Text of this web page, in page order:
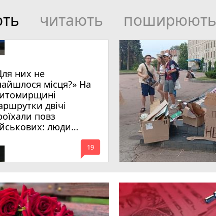
читають поширюють
них не
місця?» На
двічі
повз
люди
покаратиmode_comment
19